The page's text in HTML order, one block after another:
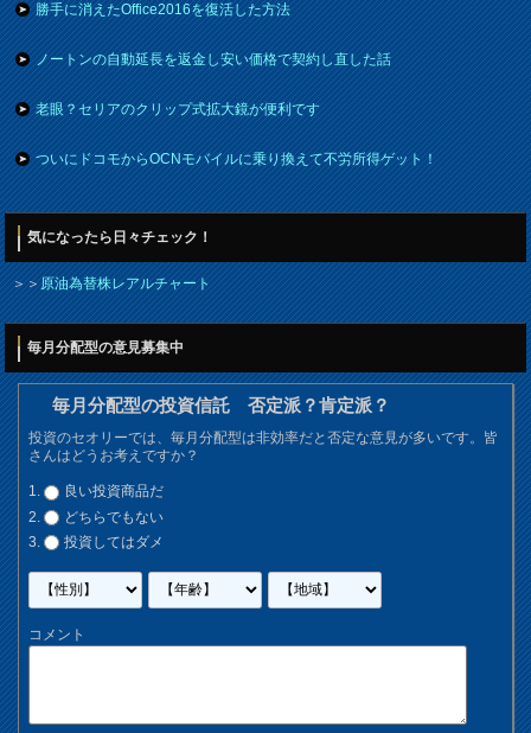
勝手に消えたOffice2016を復活した方法
ノートンの自動延長を返金し安い価格で契約し直した話
老眼？セリアのクリップ式拡大鏡が便利です
ついにドコモからOCNモバイルに乗り換えて不労所得ゲット！
気になったら日々チェック！
＞＞原油為替株レアルチャート
毎月分配型の意見募集中
毎月分配型の投資信託 否定派？肯定派？
投資のセオリーでは、毎月分配型は非効率だと否定な意見が多いです。皆
さんはどうお考えですか？
良い投資商品だ
どちらでもない
投資してはダメ
コメント